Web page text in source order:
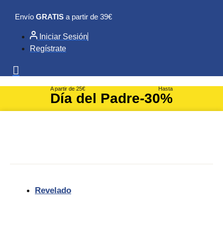
contenido
Envío GRATIS a partir de 39€
Iniciar Sesión
Regístrate
A partir de 25€
Día del Padre
Hasta
-30%
Revelado